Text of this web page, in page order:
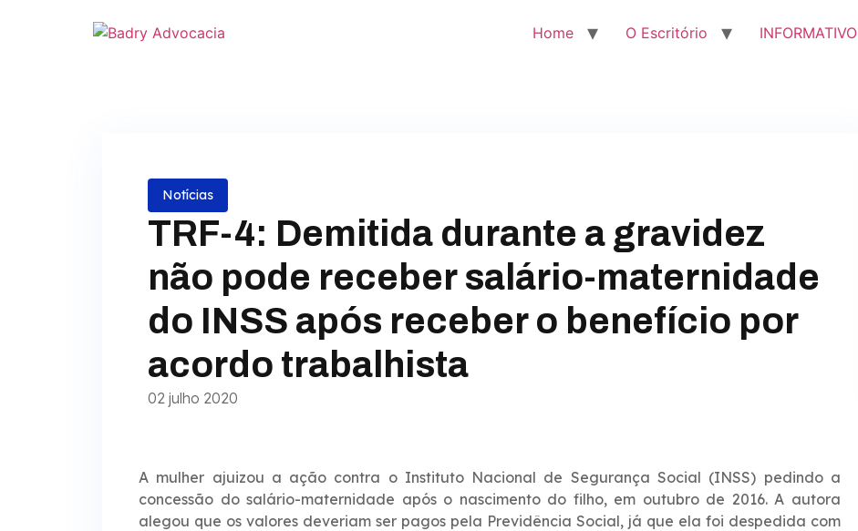
Home O Escritório INFORMATIVO
Notícias
TRF-4: Demitida durante a gravidez
não pode receber salário-maternidade
do INSS após receber o benefício por
acordo trabalhista
02 julho 2020
A mulher ajuizou a ação contra o Instituto Nacional de Segurança Social (INSS) pedindo a
concessão do salário-maternidade após o nascimento do filho, em outubro de 2016. A autora
alegou que os valores deveriam ser pagos pela Previdência Social, já que ela foi despedida com